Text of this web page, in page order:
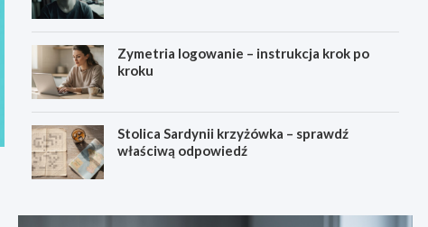
Zymetria logowanie – instrukcja krok po
kroku
Stolica Sardynii krzyżówka – sprawdź
właściwą odpowiedź